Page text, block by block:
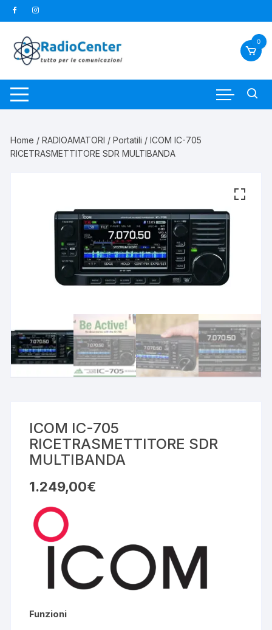
al
contenuto
0
Home /RADIOAMATORI /Portatili / ICOM IC-705
RICETRASMETTITORE SDR MULTIBANDA
ICOM IC-705
RICETRASMETTITORE SDR
MULTIBANDA
1.249,00€
Funzioni